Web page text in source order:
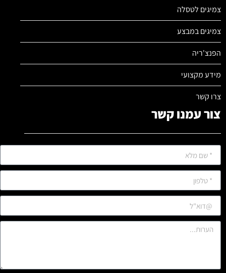
צמיגים לטסלה
צמיגים במבצע
הפנצ'ריה
מידע מקצועי
צרו קשר
צור עמנו קשר